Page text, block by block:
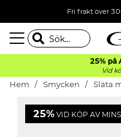
Fri frakt över
25% på
Vid
Hem Smycken Släta
25% VID KÖP AV